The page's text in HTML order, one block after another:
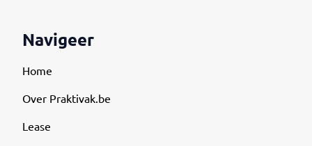
Navigeer
Home
Over Praktivak.be
Lease